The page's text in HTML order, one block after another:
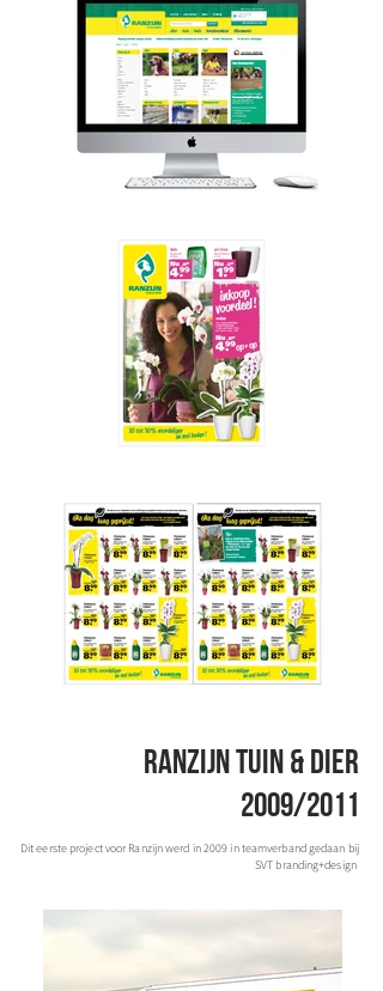
ranzijn tuin & dier
2009/2011
Dit eerste project voor Ranzijn werd in 2009 in teamverband gedaan bij
SVT branding+design